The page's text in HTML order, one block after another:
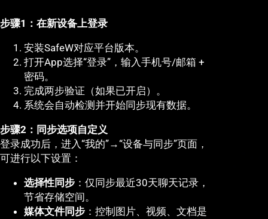
步骤1：在新设备上登录
安装SafeW对应平台版本。
打开App选择“登录”，输入手机号/邮箱 +
密码。
完成两步验证（如果已开启）。
系统会自动检测并开始同步现有数据。
步骤2：同步选项自定义
登录成功后，进入“我的”→“设备与同步”页面，
可进行以下设置：
选择性同步 ：仅同步最近30天聊天记录，
节省存储空间。
媒体文件同步 ：控制图片、视频、文档是